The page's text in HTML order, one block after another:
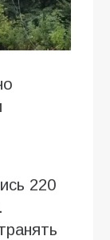
220